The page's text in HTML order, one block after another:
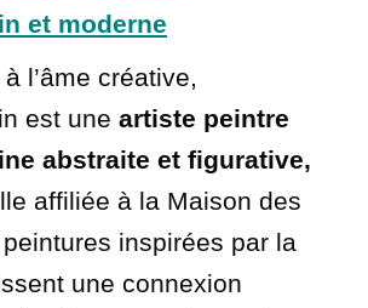
et moderne
à l’âme créative,
est une artiste peintre
abstraite et figurative,
affiliée à la Maison des
inspirées par la
une connexion